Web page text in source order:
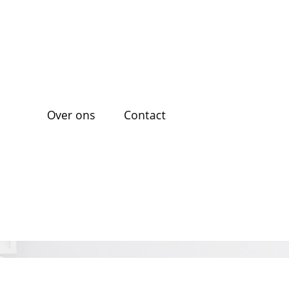
Over ons Contact
lenen